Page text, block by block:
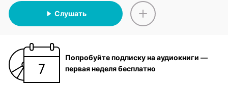
Слушать
Попробуйте подписку на аудиокниги —
первая неделя бесплатно